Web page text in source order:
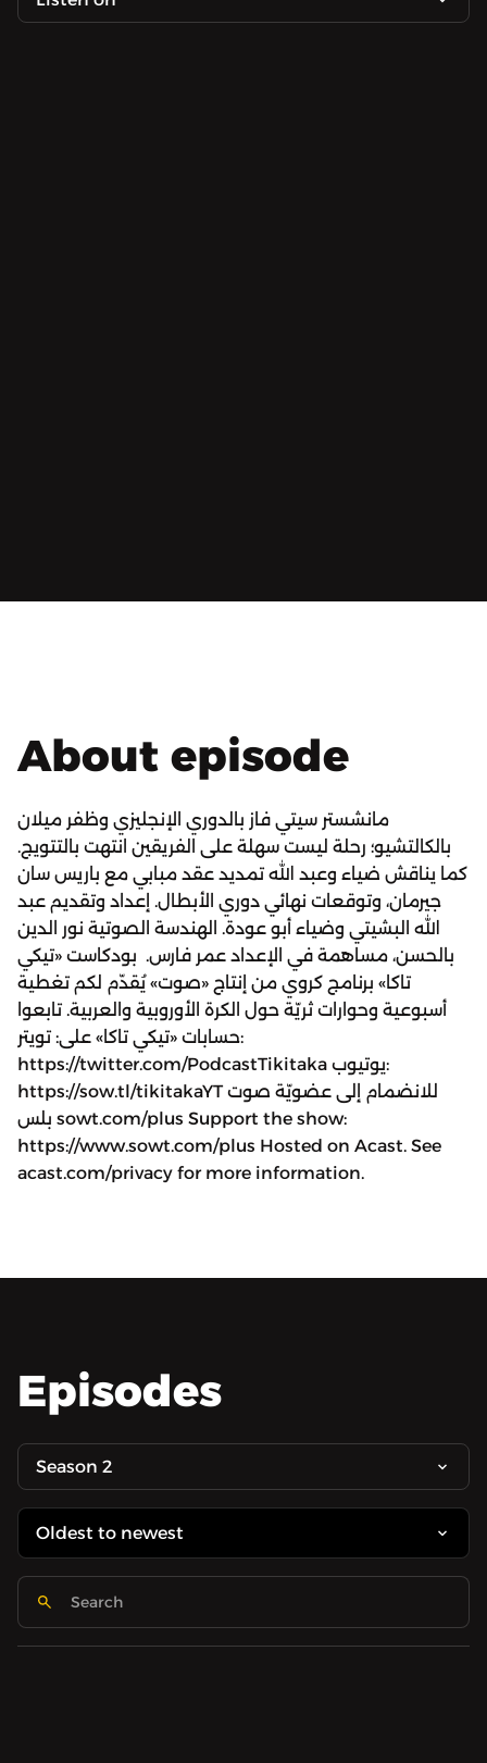
About episode
مانشستر سيتي فاز بالدوري الإنجليزي وظفر ميلان
بالكالتشيو؛ رحلة ليست سهلة على الفريقين انتهت بالتتويج.
كما يناقش ضياء وعبد الله تمديد عقد مبابي مع باريس سان
جيرمان، وتوقعات نهائي دوري الأبطال. إعداد وتقديم عبد
الله البشيتي وضياء أبو عودة. الهندسة الصوتية نور الدين
بالحسن، مساهمة في الإعداد عمر فارس. بودكاست «تيكي
تاكا» برنامج كروي من إنتاج «صوت» يُقدّم لكم تغطية
أسبوعية وحوارات ثريّة حول الكرة الأوروبية والعربية. تابعوا
حسابات «تيكي تاكا» على: تويتر:
https://twitter.com/PodcastTikitaka يوتيوب:
https://sow.tl/tikitakaYT للانضمام إلى عضويّة صوت
بلس sowt.com/plus Support the show:
https://www.sowt.com/plus Hosted on Acast. See
acast.com/privacy for more information.
Episodes
Season 2